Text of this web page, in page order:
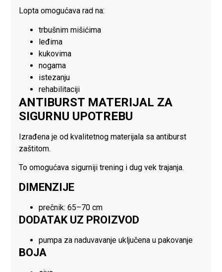
Lopta omogućava rad na:
trbušnim mišićima
leđima
kukovima
nogama
istezanju
rehabilitaciji
ANTIBURST MATERIJAL ZA
SIGURNU UPOTREBU
Izrađena je od kvalitetnog materijala sa antiburst
zaštitom.
To omogućava sigurniji trening i dug vek trajanja.
DIMENZIJE
prečnik: 65–70 cm
DODATAK UZ PROIZVOD
pumpa za naduvavanje uključena u pakovanje
BOJA